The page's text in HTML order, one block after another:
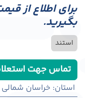
برای اطلاع از
بگیرید.
استند
تماس جهت
استان: خراسان شمالی